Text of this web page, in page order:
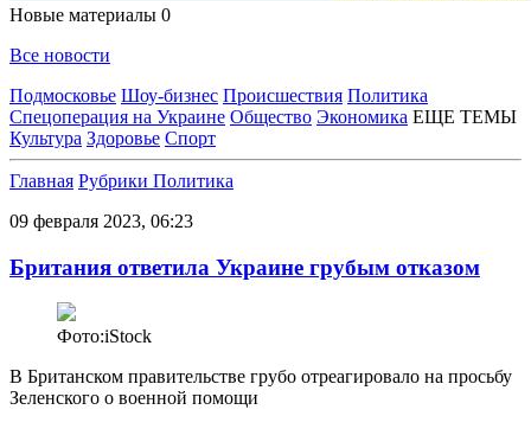
Новые материалы 0
Все новости
Подмосковье Шоу-бизнес Происшествия Политика
Спецоперация на Украине Общество Экономика ЕЩЕ ТЕМЫ
Культура Здоровье Спорт
Главная Рубрики Политика
09 февраля 2023, 06:23
Британия ответила Украине грубым отказом
Фото:iStock
В Британском правительстве грубо отреагировало на просьбу
Зеленского о военной помощи